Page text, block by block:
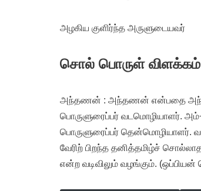
அழகிய குளிர்ந்த அருளுடையவர்
சொல் பொருள் விளக்கம்
அந்தணன் : அந்தணன் என்பதை அந்தம் +
பொருளுரைப்பர் வடமொழியாளர்.
பொருளுரைப்பர்
வேரிற் பிறந்த தனித்தமிழ்ச்
என்ற வடிவிலும் வழங்கும்.